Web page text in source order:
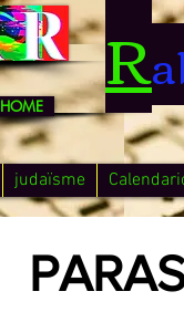
HOME R
judaïsme